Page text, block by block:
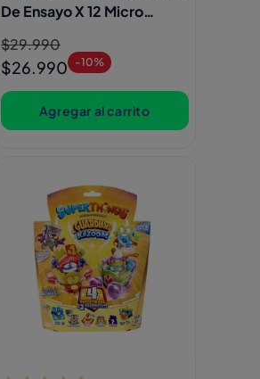
De Ensayo X 12 Micro
Precio
habitual
$29.990
Precio
de
oferta
$26.990 -10%
Agregar al carrito